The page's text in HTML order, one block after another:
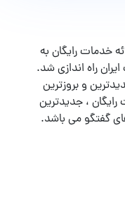
۱۳۸۶ با هدف ارائه خدمات رایگان به
راه اندازی شد.
و بروزترین
، جدیدترین
گفتگو می باشد.